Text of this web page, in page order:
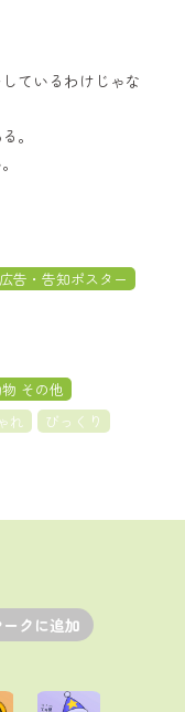
ているわけじゃな
。
告・告知ポスター
その他
れ
びっくり
クに追加